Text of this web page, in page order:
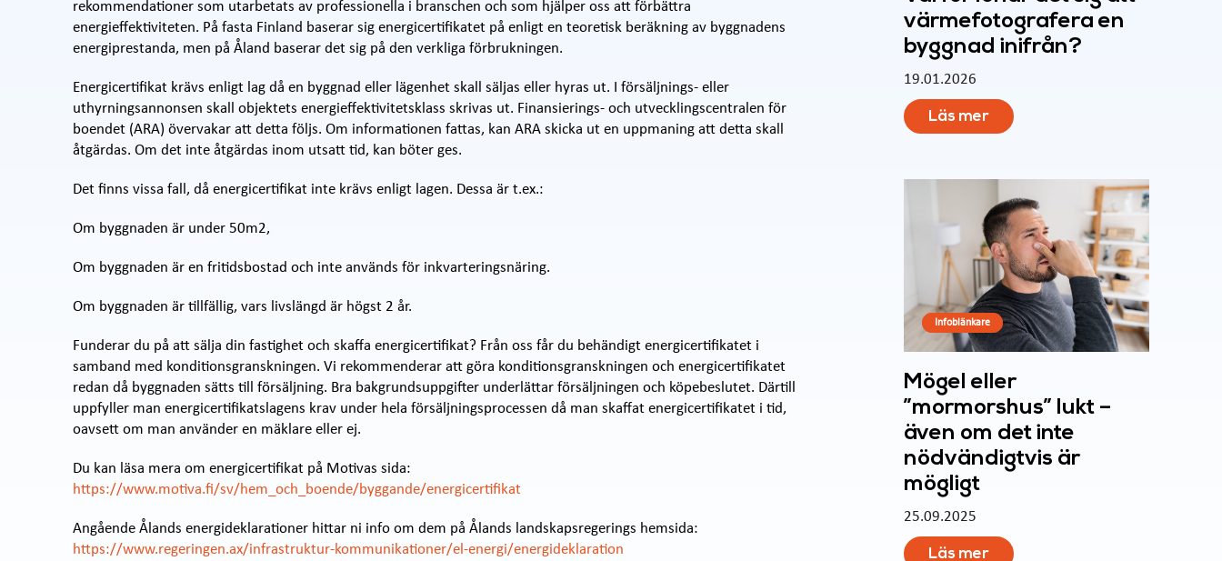
rekommendationer som utarbetats av professionella i branschen och som hjälper oss att förbättra
energieffektiviteten. På fasta Finland baserar sig energicertifikatet på enligt en teoretisk beräkning av byggnadens
energiprestanda, men på Åland baserar det sig på den verkliga förbrukningen.
Energicertifikat krävs enligt lag då en byggnad eller lägenhet skall säljas eller hyras ut. I försäljnings- eller
uthyrningsannonsen skall objektets energieffektivitetsklass skrivas ut. Finansierings- och utvecklingscentralen för
boendet (ARA) övervakar att detta följs. Om informationen fattas, kan ARA skicka ut en uppmaning att detta skall
åtgärdas. Om det inte åtgärdas inom utsatt tid, kan böter ges.
Det finns vissa fall, då energicertifikat inte krävs enligt lagen. Dessa är t.ex.:
Om byggnaden är under 50m2,
Om byggnaden är en fritidsbostad och inte används för inkvarteringsnäring.
Om byggnaden är tillfällig, vars livslängd är högst 2 år.
Funderar du på att sälja din fastighet och skaffa energicertifikat? Från oss får du behändigt energicertifikatet i
samband med konditionsgranskningen. Vi rekommenderar att göra konditionsgranskningen och energicertifikatet
redan då byggnaden sätts till försäljning. Bra bakgrundsuppgifter underlättar försäljningen och köpebeslutet. Därtill
uppfyller man energicertifikatslagens krav under hela försäljningsprocessen då man skaffat energicertifikatet i tid,
oavsett om man använder en mäklare eller ej.
Du kan läsa mera om energicertifikat på Motivas sida:
https://www.motiva.fi/sv/hem_och_boende/byggande/energicertifikat
Angående Ålands energideklarationer hittar ni info om dem på Ålands landskapsregerings hemsida:
https://www.regeringen.ax/infrastruktur-kommunikationer/el-energi/energideklaration
värmefotografera en
byggnad inifrån?
19.01.2026
Läs mer
Infoblänkare
Mögel eller
”mormorshus” lukt –
även om det inte
nödvändigtvis är
mögligt
25.09.2025
Läs mer